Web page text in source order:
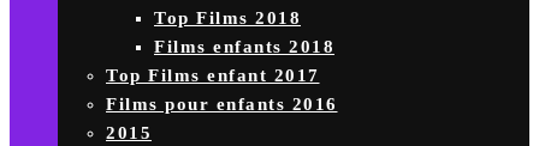
Top Films 2018
Films enfants 2018
Top Films enfant 2017
Films pour enfants 2016
2015